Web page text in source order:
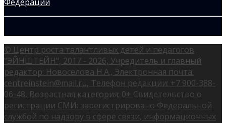
© Центр роста талантливых детей и педагогов
"ЭЙНШТЕЙН", 2017 - 2026, Учредитель и главный
редактор: Новоселова Н.А., Электронная почта:
centreinstein@mail.ru, Телефон редакции: +7 900-388-
06-48, Возрастная категория: 0+ Свидетельство о
регистрации СМИ: зарегистрировано Федеральной
службой по надзору в сфере связи, информационных